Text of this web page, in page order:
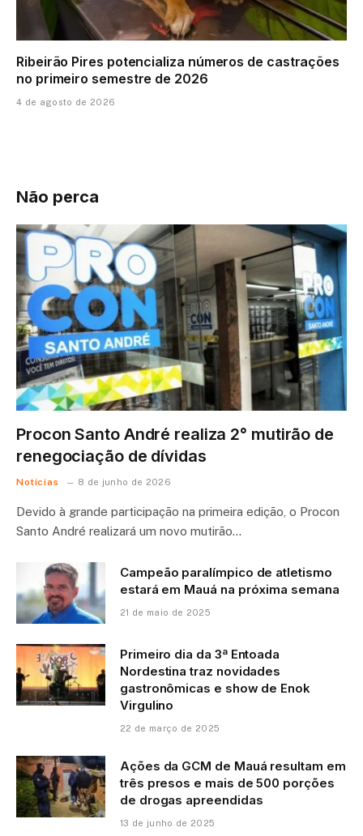
Ribeirão Pires potencializa números de castrações
no primeiro semestre de 2026
4 de agosto de 2026
Não perca
Procon Santo André realiza 2° mutirão de
renegociação de dívidas
Notícias 8 de junho de 2026
Devido à grande participação na primeira edição, o Procon
Santo André realizará um novo mutirão…
Campeão paralímpico de atletismo
estará em Mauá na próxima semana
21 de maio de 2025
Primeiro dia da 3ª Entoada
Nordestina traz novidades
gastronômicas e show de Enok
Virgulino
22 de março de 2025
Ações da GCM de Mauá resultam em
três presos e mais de 500 porções
de drogas apreendidas
13 de junho de 2025